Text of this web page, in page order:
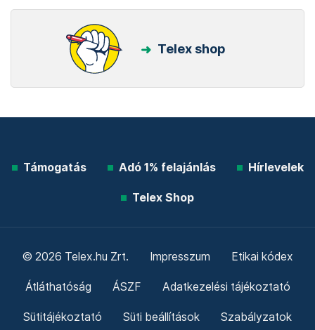
Telex shop
Támogatás Adó 1% felajánlás Hírlevelek
Telex Shop
© 2026 Telex.hu Zrt. Impresszum Etikai kódex
Átláthatóság ÁSZF Adatkezelési tájékoztató
Sütitájékoztató Süti beállítások Szabályzatok